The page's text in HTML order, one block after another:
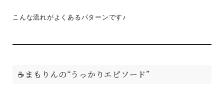
こんな流れがよくあるパターンです♪
☕まもりんの“うっかりエピソード”